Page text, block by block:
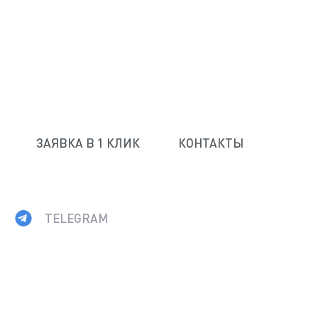
ЗАЯВКА В 1 КЛИК КОНТАКТЫ
TELEGRAM